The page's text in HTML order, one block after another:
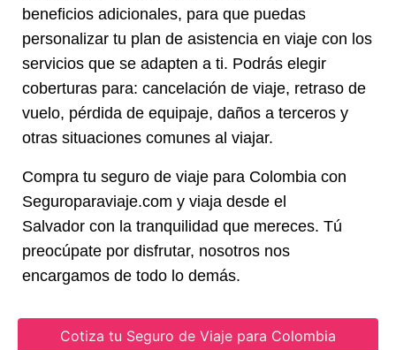
beneficios adicionales, para que puedas
personalizar tu plan de asistencia en viaje con los
servicios que se adapten a ti. Podrás elegir
coberturas para: cancelación de viaje, retraso de
vuelo, pérdida de equipaje, daños a terceros y
otras situaciones comunes al viajar.
Compra tu seguro de viaje para Colombia con
Seguroparaviaje.com y viaja desde el
Salvador con la tranquilidad que mereces. Tú
preocúpate por disfrutar, nosotros nos
encargamos de todo lo demás.
Cotiza tu Seguro de Viaje para Colombia